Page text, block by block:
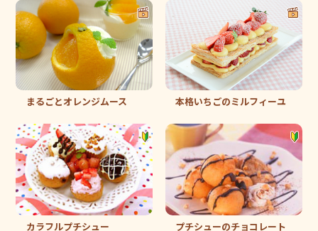
まるごとオレンジムース 本格いちごのミルフィーユ
カラフルプチシュー
プチシューのチョコレート